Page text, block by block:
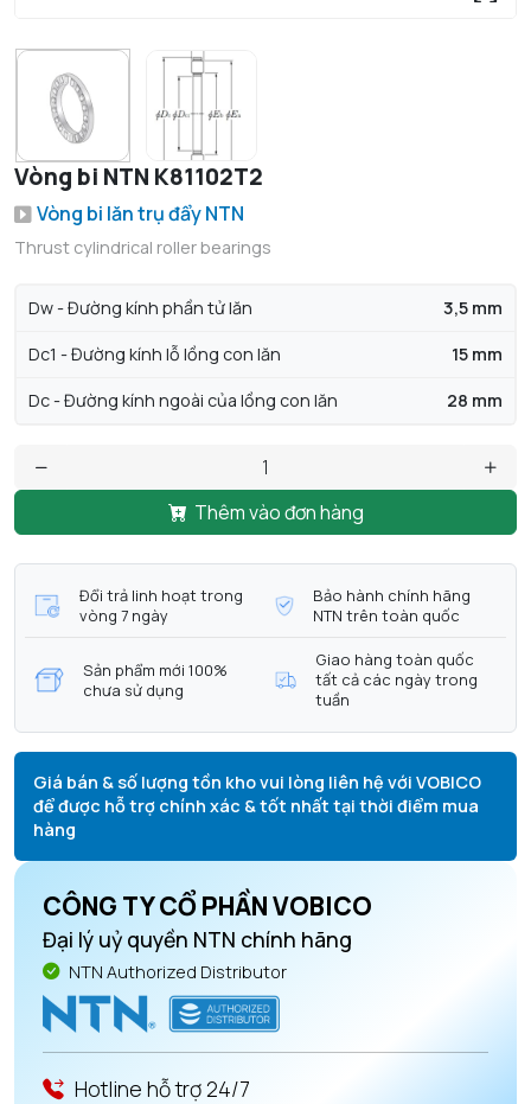
Vòng bi NTN K81102T2
Vòng bi lăn trụ đẩy NTN
Thrust cylindrical roller bearings
Dw - Đường kính phần tử lăn 3,5 mm
Dc1 - Đường kính lỗ lồng con lăn 15 mm
Dc - Đường kính ngoài của lồng con lăn 28 mm
Thêm vào đơn hàng
Đổi trả linh hoạt trong
vòng 7 ngày
Bảo hành chính hãng
NTN trên toàn quốc
Sản phẩm mới 100%
chưa sử dụng
Giao hàng toàn quốc
tất cả các ngày trong
tuần
Giá bán & số lượng tồn kho vui lòng liên hệ với VOBICO
để được hỗ trợ chính xác & tốt nhất tại thời điểm mua
hàng
CÔNG TY CỔ PHẦN VOBICO
Đại lý uỷ quyền NTN chính hãng
NTN Authorized Distributor
Hotline hỗ trợ 24/7